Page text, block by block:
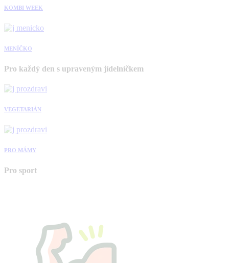
KOMBI WEEK
MENÍČKO
Pro každý den s upraveným jídelníčkem
VEGETARIÁN
PRO MÁMY
Pro sport